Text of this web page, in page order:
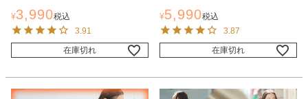
¥3,990税込
3.91
在庫切れ
¥5,990税込
3.87
在庫切れ